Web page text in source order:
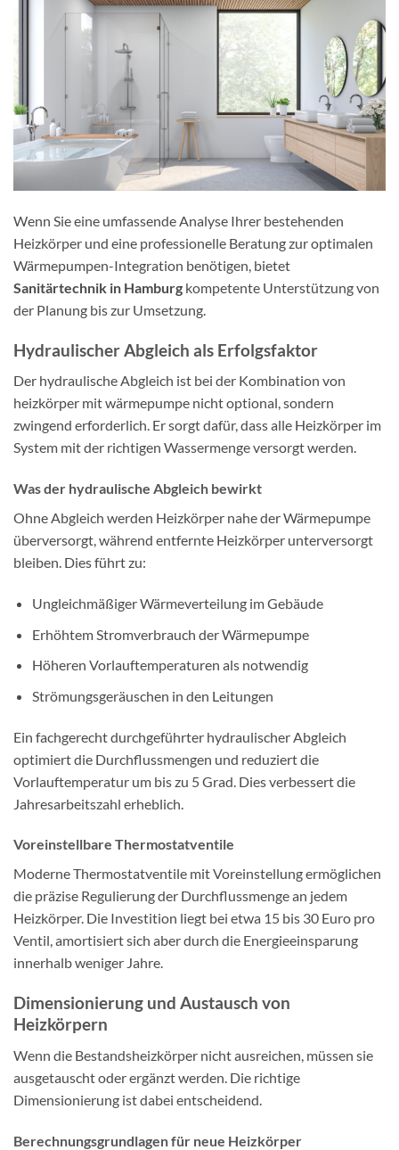
Wenn Sie eine umfassende Analyse Ihrer bestehenden
Heizkörper und eine professionelle Beratung zur optimalen
Wärmepumpen-Integration benötigen, bietet
Sanitärtechnik in Hamburg kompetente Unterstützung von
der Planung bis zur Umsetzung.
Hydraulischer Abgleich als Erfolgsfaktor
Der hydraulische Abgleich ist bei der Kombination von
heizkörper mit wärmepumpe nicht optional, sondern
zwingend erforderlich. Er sorgt dafür, dass alle Heizkörper im
System mit der richtigen Wassermenge versorgt werden.
Was der hydraulische Abgleich bewirkt
Ohne Abgleich werden Heizkörper nahe der Wärmepumpe
überversorgt, während entfernte Heizkörper unterversorgt
bleiben. Dies führt zu:
Ungleichmäßiger Wärmeverteilung im Gebäude
Erhöhtem Stromverbrauch der Wärmepumpe
Höheren Vorlauftemperaturen als notwendig
Strömungsgeräuschen in den Leitungen
Ein fachgerecht durchgeführter hydraulischer Abgleich
optimiert die Durchflussmengen und reduziert die
Vorlauftemperatur um bis zu 5 Grad. Dies verbessert die
Jahresarbeitszahl erheblich.
Voreinstellbare Thermostatventile
Moderne Thermostatventile mit Voreinstellung ermöglichen
die präzise Regulierung der Durchflussmenge an jedem
Heizkörper. Die Investition liegt bei etwa 15 bis 30 Euro pro
Ventil, amortisiert sich aber durch die Energieeinsparung
innerhalb weniger Jahre.
Dimensionierung und Austausch von
Heizkörpern
Wenn die Bestandsheizkörper nicht ausreichen, müssen sie
ausgetauscht oder ergänzt werden. Die richtige
Dimensionierung ist dabei entscheidend.
Berechnungsgrundlagen für neue Heizkörper